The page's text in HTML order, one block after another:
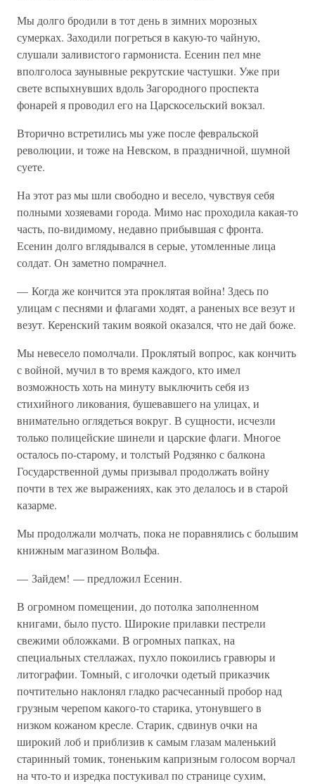
Мы долго бродили в тот день в зимних морозных
сумерках. Заходили погреться в какую-то чайную,
слушали заливистого гармониста. Есенин пел мне
вполголоса заунывные рекрутские частушки. Уже при
свете вспыхнувших вдоль Загородного проспекта
фонарей я проводил его на Царскосельский вокзал.
Вторично встретились мы уже после февральской
революции, и тоже на Невском, в праздничной, шумной
суете.
На этот раз мы шли свободно и весело, чувствуя себя
полными хозяевами города. Мимо нас проходила какая-то
часть, по-видимому, недавно прибывшая с фронта.
Есенин долго вглядывался в серые, утомленные лица
солдат. Он заметно помрачнел.
— Когда же кончится эта проклятая война! Здесь по
улицам с песнями и флагами ходят, а раненых все везут и
везут. Керенский таким воякой оказался, что не дай боже.
Мы невесело помолчали. Проклятый вопрос, как кончить
с войной, мучил в то время каждого, кто имел
возможность хоть на минуту выключить себя из
стихийного ликования, бушевавшего на улицах, и
внимательно оглядеться вокруг. В сущности, исчезли
только полицейские шинели и царские флаги. Многое
осталось по-старому, и толстый Родзянко с балкона
Государственной думы призывал продолжать войну
почти в тех же выражениях, как это делалось и в старой
казарме.
Мы продолжали молчать, пока не поравнялись с большим
книжным магазином Вольфа.
— Зайдем! — предложил Есенин.
В огромном помещении, до потолка заполненном
книгами, было пусто. Широкие прилавки пестрели
свежими обложками. В огромных папках, на
специальных стеллажах, пухло покоились гравюры и
литографии. Томный, с иголочки одетый приказчик
почтительно наклонял гладко расчесанный пробор над
грузным черепом какого-то старика, утонувшего в
низком кожаном кресле. Старик, сдвинув очки на
широкий лоб и приблизив к самым глазам маленький
старинный томик, тоненьким капризным голосом ворчал
на что-то и изредка постукивал по странице сухим,